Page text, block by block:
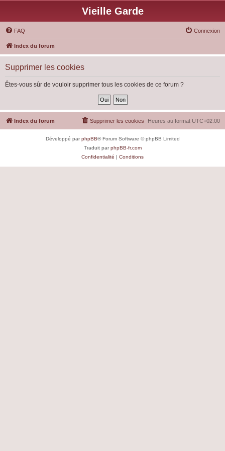
Vieille Garde
FAQ Connexion
Index du forum
Supprimer les cookies
Êtes-vous sûr de vouloir supprimer tous les cookies de ce forum ?
Index du forum Heures au format UTC+02:00
Supprimer les cookies
Développé parphpBB® Forum Software © phpBB Limited
Traduit parphpBB-fr.com
Confidentialité | Conditions